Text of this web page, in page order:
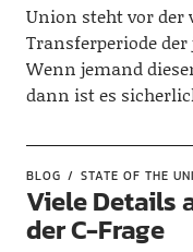
Union steht vor
Transferperiode
Wenn jemand
dann ist es
BLOG STATE OF THE
Viele Details
der C-Frage